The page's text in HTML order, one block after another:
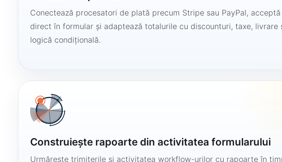
Conectează procesatori de plată precum Stripe sau PayPal,
direct în formular și adaptează totalurile cu discounturi, taxe, livrare
logică condițională.
Construiește rapoarte din activitatea formularului
Urmărește trimiterile și activitatea workflow-urilor cu rapoarte în